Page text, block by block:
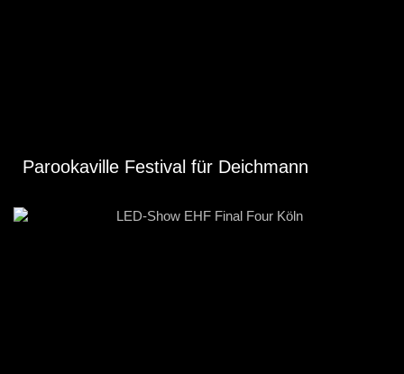
Parookaville Festival für Deichmann